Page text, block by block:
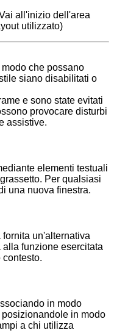
all'inizio dell'area
utilizzato)
che possano
siano disabilitati o
e sono state evitati
provocare disturbi
assistive.
elementi testuali
Per qualsiasi
una nuova finestra.
fornita un'alternativa
alla funzione esercitata
in modo
in modo
a chi utilizza